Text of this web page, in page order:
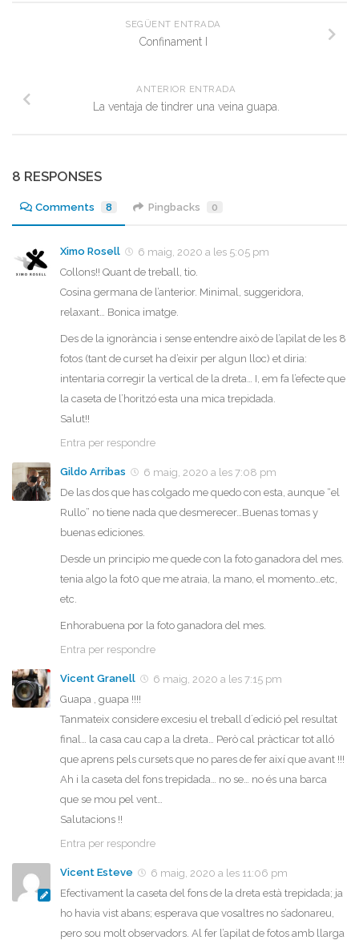
SEGÜENT ENTRADA
Confinament I
ANTERIOR ENTRADA
La ventaja de tindrer una veina guapa.
8 RESPONSES
Comments 8 Pingbacks 0
Ximo Rosell
6 maig, 2020 a les 5:05 pm
Collons!! Quant de treball, tio.
Cosina germana de l’anterior. Minimal, suggeridora,
relaxant… Bonica imatge.
Des de la ignorància i sense entendre això de l’apilat de les 8
fotos (tant de curset ha d’eixir per algun lloc) et diria:
intentaria corregir la vertical de la dreta… I, em fa l’efecte que
la caseta de l’horitzó esta una mica trepidada.
Salut!!
Entra per respondre
Gildo Arribas
6 maig, 2020 a les 7:08 pm
De las dos que has colgado me quedo con esta, aunque “el
Rullo” no tiene nada que desmerecer…Buenas tomas y
buenas ediciones.
Desde un principio me quede con la foto ganadora del mes.
tenia algo la fot0 que me atraia, la mano, el momento…etc,
etc.
Enhorabuena por la foto ganadora del mes.
Entra per respondre
Vicent Granell
6 maig, 2020 a les 7:15 pm
Guapa , guapa !!!!
Tanmateix considere excesiu el treball d´edició pel resultat
final… la casa cau cap a la dreta… Però cal pràcticar tot alló
que aprens pels cursets que no pares de fer així que avant !!!
Ah i la caseta del fons trepidada… no se… no és una barca
que se mou pel vent…
Salutacions !!
Entra per respondre
Vicent Esteve
6 maig, 2020 a les 11:06 pm
Efectivament la caseta del fons de la dreta està trepidada; ja
ho havia vist abans; esperava que vosaltres no s’adonareu,
pero sou molt observadors. Al fer l’apilat de fotos amb llarga